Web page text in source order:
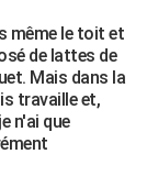
même le toit et
de lattes de
Mais dans la
travaille et,
n'ai que